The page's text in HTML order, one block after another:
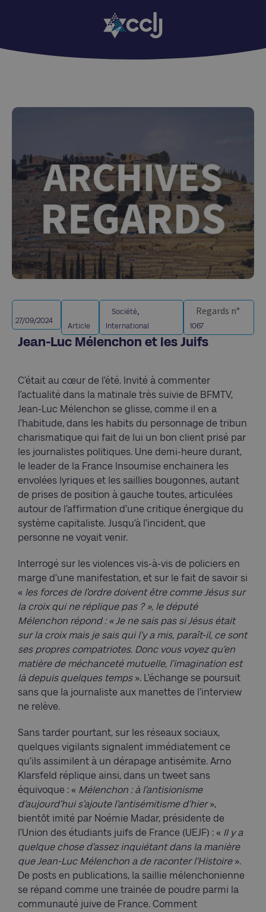
27/09/2024
Article
Société,
International
Regards n°
1067
Jean-Luc Mélenchon et les Juifs
C’était au cœur de l’été. Invité à commenter
l’actualité dans la matinale très suivie de BFMTV,
Jean-Luc Mélenchon se glisse, comme il en a
l’habitude, dans les habits du personnage de tribun
charismatique qui fait de lui un bon client prisé par
les journalistes politiques. Une demi-heure durant,
le leader de la France Insoumise enchainera les
envolées lyriques et les saillies bougonnes, autant
de prises de position à gauche toutes, articulées
autour de l’affirmation d’une critique énergique du
système capitaliste. Jusqu’à l’incident, que
personne ne voyait venir.
Interrogé sur les violences vis-à-vis de policiers en
marge d’une manifestation, et sur le fait de savoir si
« les forces de l’ordre doivent être comme Jésus sur
la croix qui ne réplique pas ? », le député
Mélenchon répond : « Je ne sais pas si Jésus était
sur la croix mais je sais qui l’y a mis, paraît-il, ce sont
ses propres compatriotes. Donc vous voyez qu’en
matière de méchanceté mutuelle, l’imagination est
là depuis quelques temps». L’échange se poursuit
sans que la journaliste aux manettes de l’interview
ne relève.
Sans tarder pourtant, sur les réseaux sociaux,
quelques vigilants signalent immédiatement ce
qu’ils assimilent à un dérapage antisémite. Arno
Klarsfeld réplique ainsi, dans un tweet sans
équivoque : « Mélenchon : à l’antisionisme
d’aujourd’hui s’ajoute l’antisémitisme d’hier»,
bientôt imité par Noémie Madar, présidente de
l’Union des étudiants juifs de France (UEJF) : « Il y a
quelque chose d’assez inquiétant dans la manière
que Jean-Luc Mélenchon a de raconter l’Histoire».
De posts en publications, la saillie mélenchonienne
se répand comme une trainée de poudre parmi la
communauté juive de France. Comment